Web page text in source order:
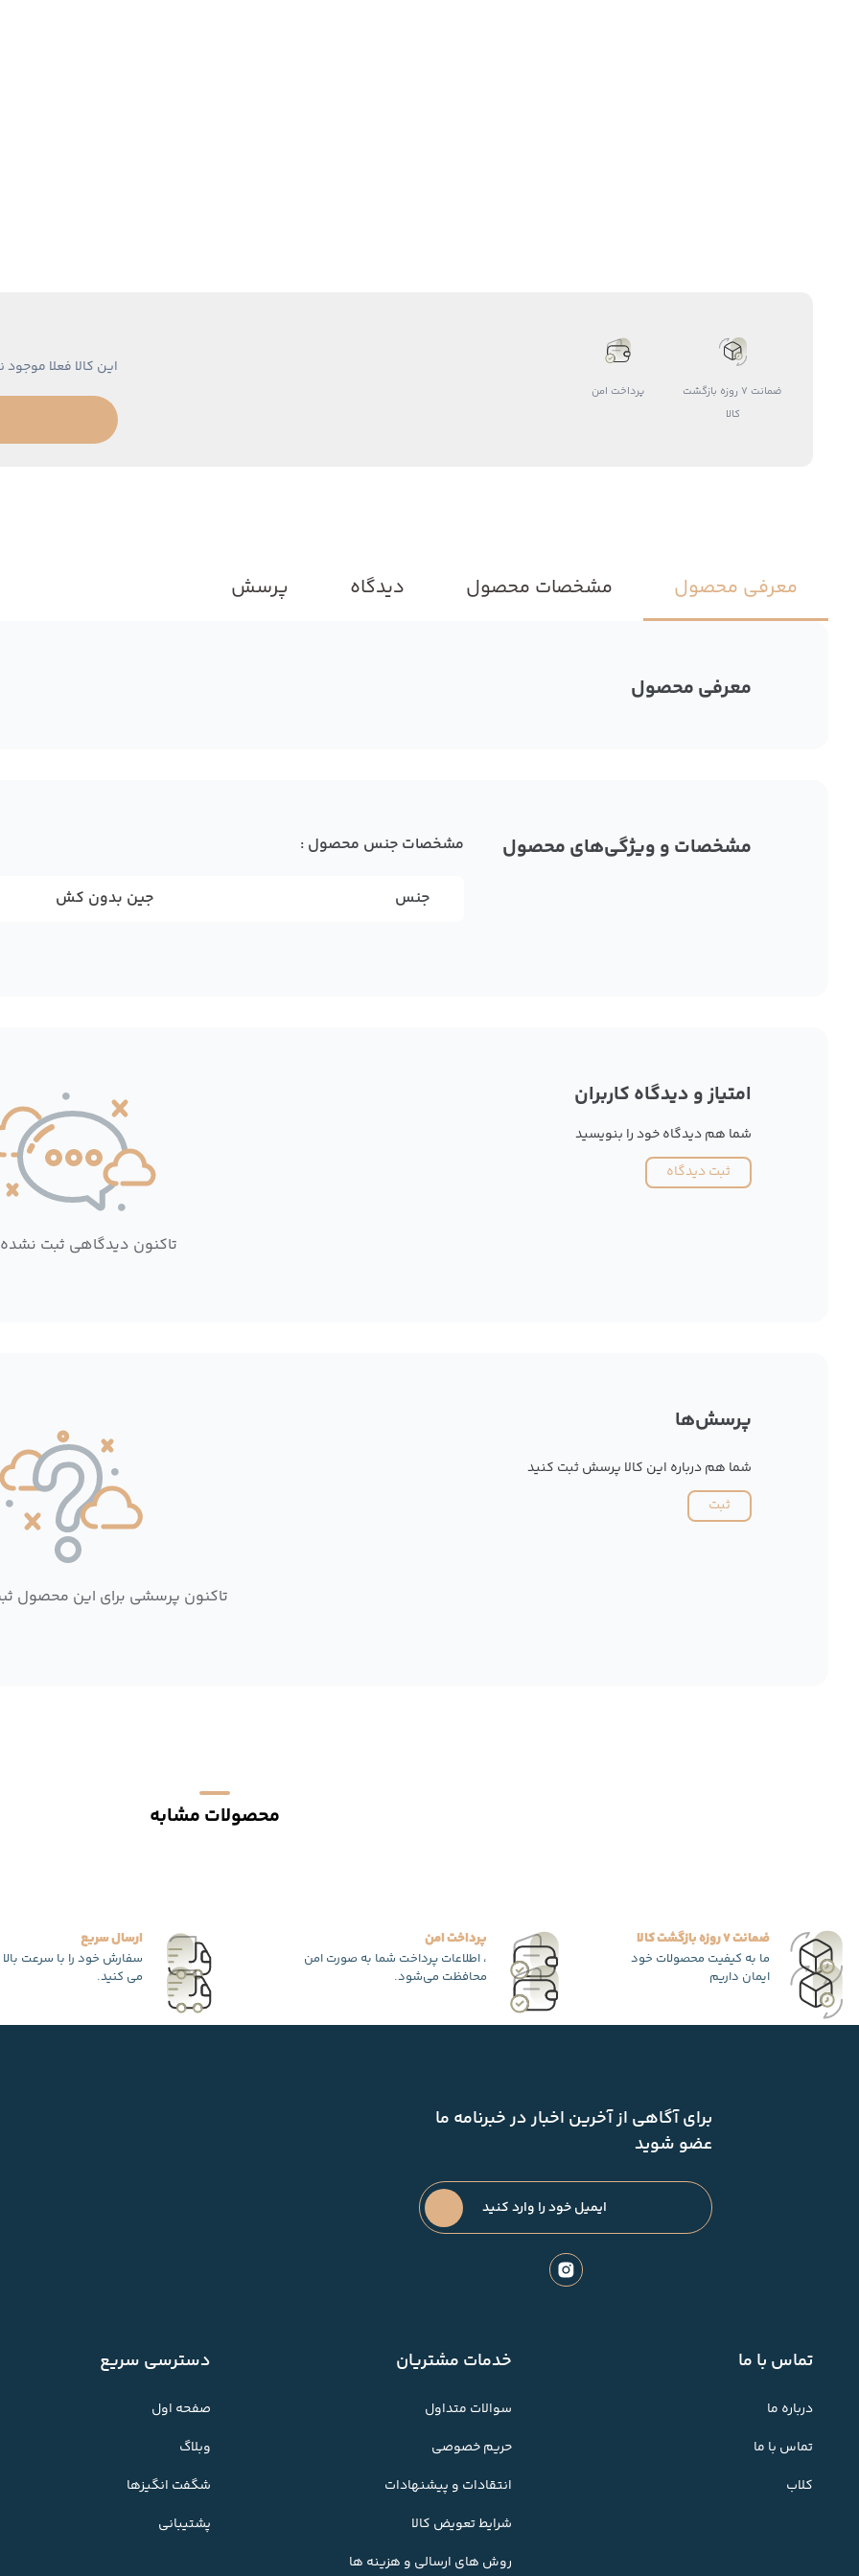
ضمانت 7 روزه بازگشت
کالا
پرداخت امن
این کالا فعلا
معرفی محصول مشخصات محصول دیدگاه پرسش
معرفی محصول
مشخصات و ویژگی‌های محصول مشخصات جنس محصول :
جنس جین بدون کش
امتیاز و دیدگاه کاربران
شما هم دیدگاه خود را بنویسید
ثبت دیدگاه
تاکنون دیدگاهی ثبت
پرسش‌ها
شما هم درباره این کالا پرسش ثبت کنید
ثبت
تاکنون پرسشی برای این محصول
محصولات مشابه
ضمانت 7 روزه بازگشت کالا
ما به کیفیت محصولات خود
ایمان داریم
پرداخت امن
، اطلاعات پرداخت شما به صورت امن
محافظت می‌شود.
ارسال سریع
سفارش خود را با سرعت
می کنید.
برای آگاهی از آخرین اخبار در خبرنامه ما
عضو شوید
تماس با ما
درباره ما
تماس با ما
کلاب
خدمات مشتریان
سوالات متداول
حریم خصوصی
انتقادات و پیشنهادات
شرایط تعویض کالا
روش های ارسالی و هزینه ها
دسترسی سریع
صفحه اول
وبلاگ
شگفت انگیزها
پشتیبانی